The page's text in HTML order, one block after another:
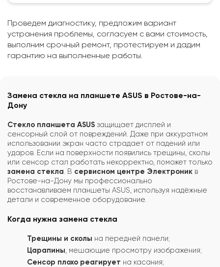
Проведем диагностику, предложим вариант
устранения проблемы, согласуем с вами стоимость,
выполним срочный ремонт, протестируем и дадим
гарантию на выполненные работы.
Замена стекла на планшете ASUS в Ростове-на-
Дону
Стекло планшета ASUS защищает дисплей и
сенсорный слой от повреждений. Даже при аккуратном
использовании экран часто страдает от падений или
ударов. Если на поверхности появились трещины, сколы
или сенсор стал работать некорректно, поможет только
замена стекла . В сервисном центре Электроник в
Ростове-на-Дону мы профессионально
восстанавливаем планшеты ASUS, используя надёжные
детали и современное оборудование.
Когда нужна замена стекла
Трещины и сколы на передней панели;
Царапины , мешающие просмотру изображения;
Сенсор плохо реагирует на касания;